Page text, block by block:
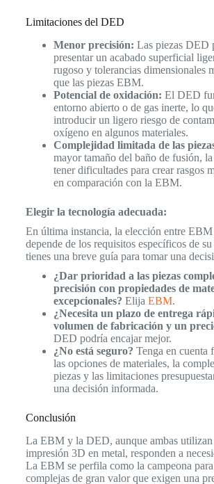
Limitaciones del DED
Menor precisión: Las piezas DED
presentar un acabado superficial
rugoso y tolerancias dimensionales
que las piezas EBM.
Potencial de oxidación: El DED
entorno abierto o de gas inerte, lo
introducir un ligero riesgo de
oxígeno en algunos materiales.
Complejidad limitada de las
mayor tamaño del baño de fusión,
tener dificultades para crear rasgos
en comparación con la EBM.
Elegir la tecnología adecuada:
En última instancia, la elección entre
depende de los requisitos específicos de
tienes una breve guía para tomar una
¿Dar prioridad a las piezas
precisión con propiedades de
excepcionales? Elija EBM.
¿Necesita un plazo de entrega
volumen de fabricación y un
DED podría encajar mejor.
¿No está seguro? Tenga en cuenta
las opciones de materiales, la
piezas y las limitaciones
una decisión informada.
Conclusión
La EBM y la DED, aunque ambas utilizan
impresión 3D en metal, responden a
La EBM se perfila como la campeona
complejas de gran valor que exigen una